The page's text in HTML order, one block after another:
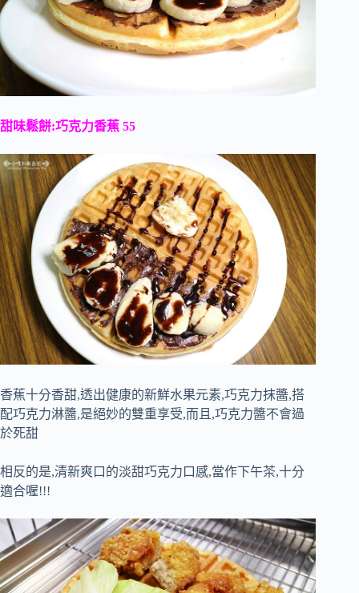
甜味鬆餅:巧克力香蕉 55
香蕉十分香甜,透出健康的新鮮水果元素,巧克力抹醬,搭
配巧克力淋醬,是絕妙的雙重享受,而且,巧克力醬不會過
於死甜
相反的是,清新爽口的淡甜巧克力口感,當作下午茶,十分
適合喔!!!